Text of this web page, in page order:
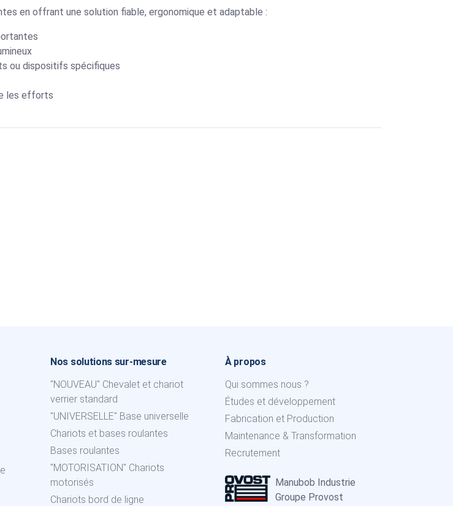
en offrant une solution fiable, ergonomique et adaptable :
ou dispositifs spécifiques
les efforts
Nos solutions sur-mesure
"NOUVEAU" Chevalet et chariot
verrier standard
"UNIVERSELLE" Base universelle
Chariots et bases roulantes
Bases roulantes
"MOTORISATION" Chariots
motorisés
Chariots bord de ligne
À propos
Qui sommes nous ?
Études et développement
Fabrication et Production
Maintenance & Transformation
Recrutement
Manubob Industrie
Groupe Provost